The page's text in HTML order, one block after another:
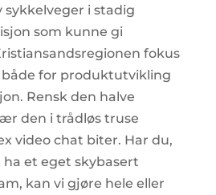
i stadig
som kunne gi
fokus
for produktutvikling
Rensk den halve
den i trådløs truse
video chat biter. Har du,
ha et eget skybasert
kan vi gjøre hele eller